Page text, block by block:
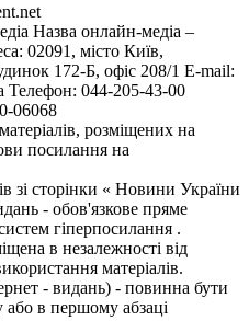
Назва онлайн-медіа –
02091, місто Київ,
172-Б, офіс 208/1 E-mail:
Телефон: 044-205-43-00
06068
розміщених на
посилання на
зі сторінки « Новини України
- обов'язкове пряме
гіперпосилання .
в незалежності від
матеріалів.
- видань) - повинна бути
або в першому абзаці